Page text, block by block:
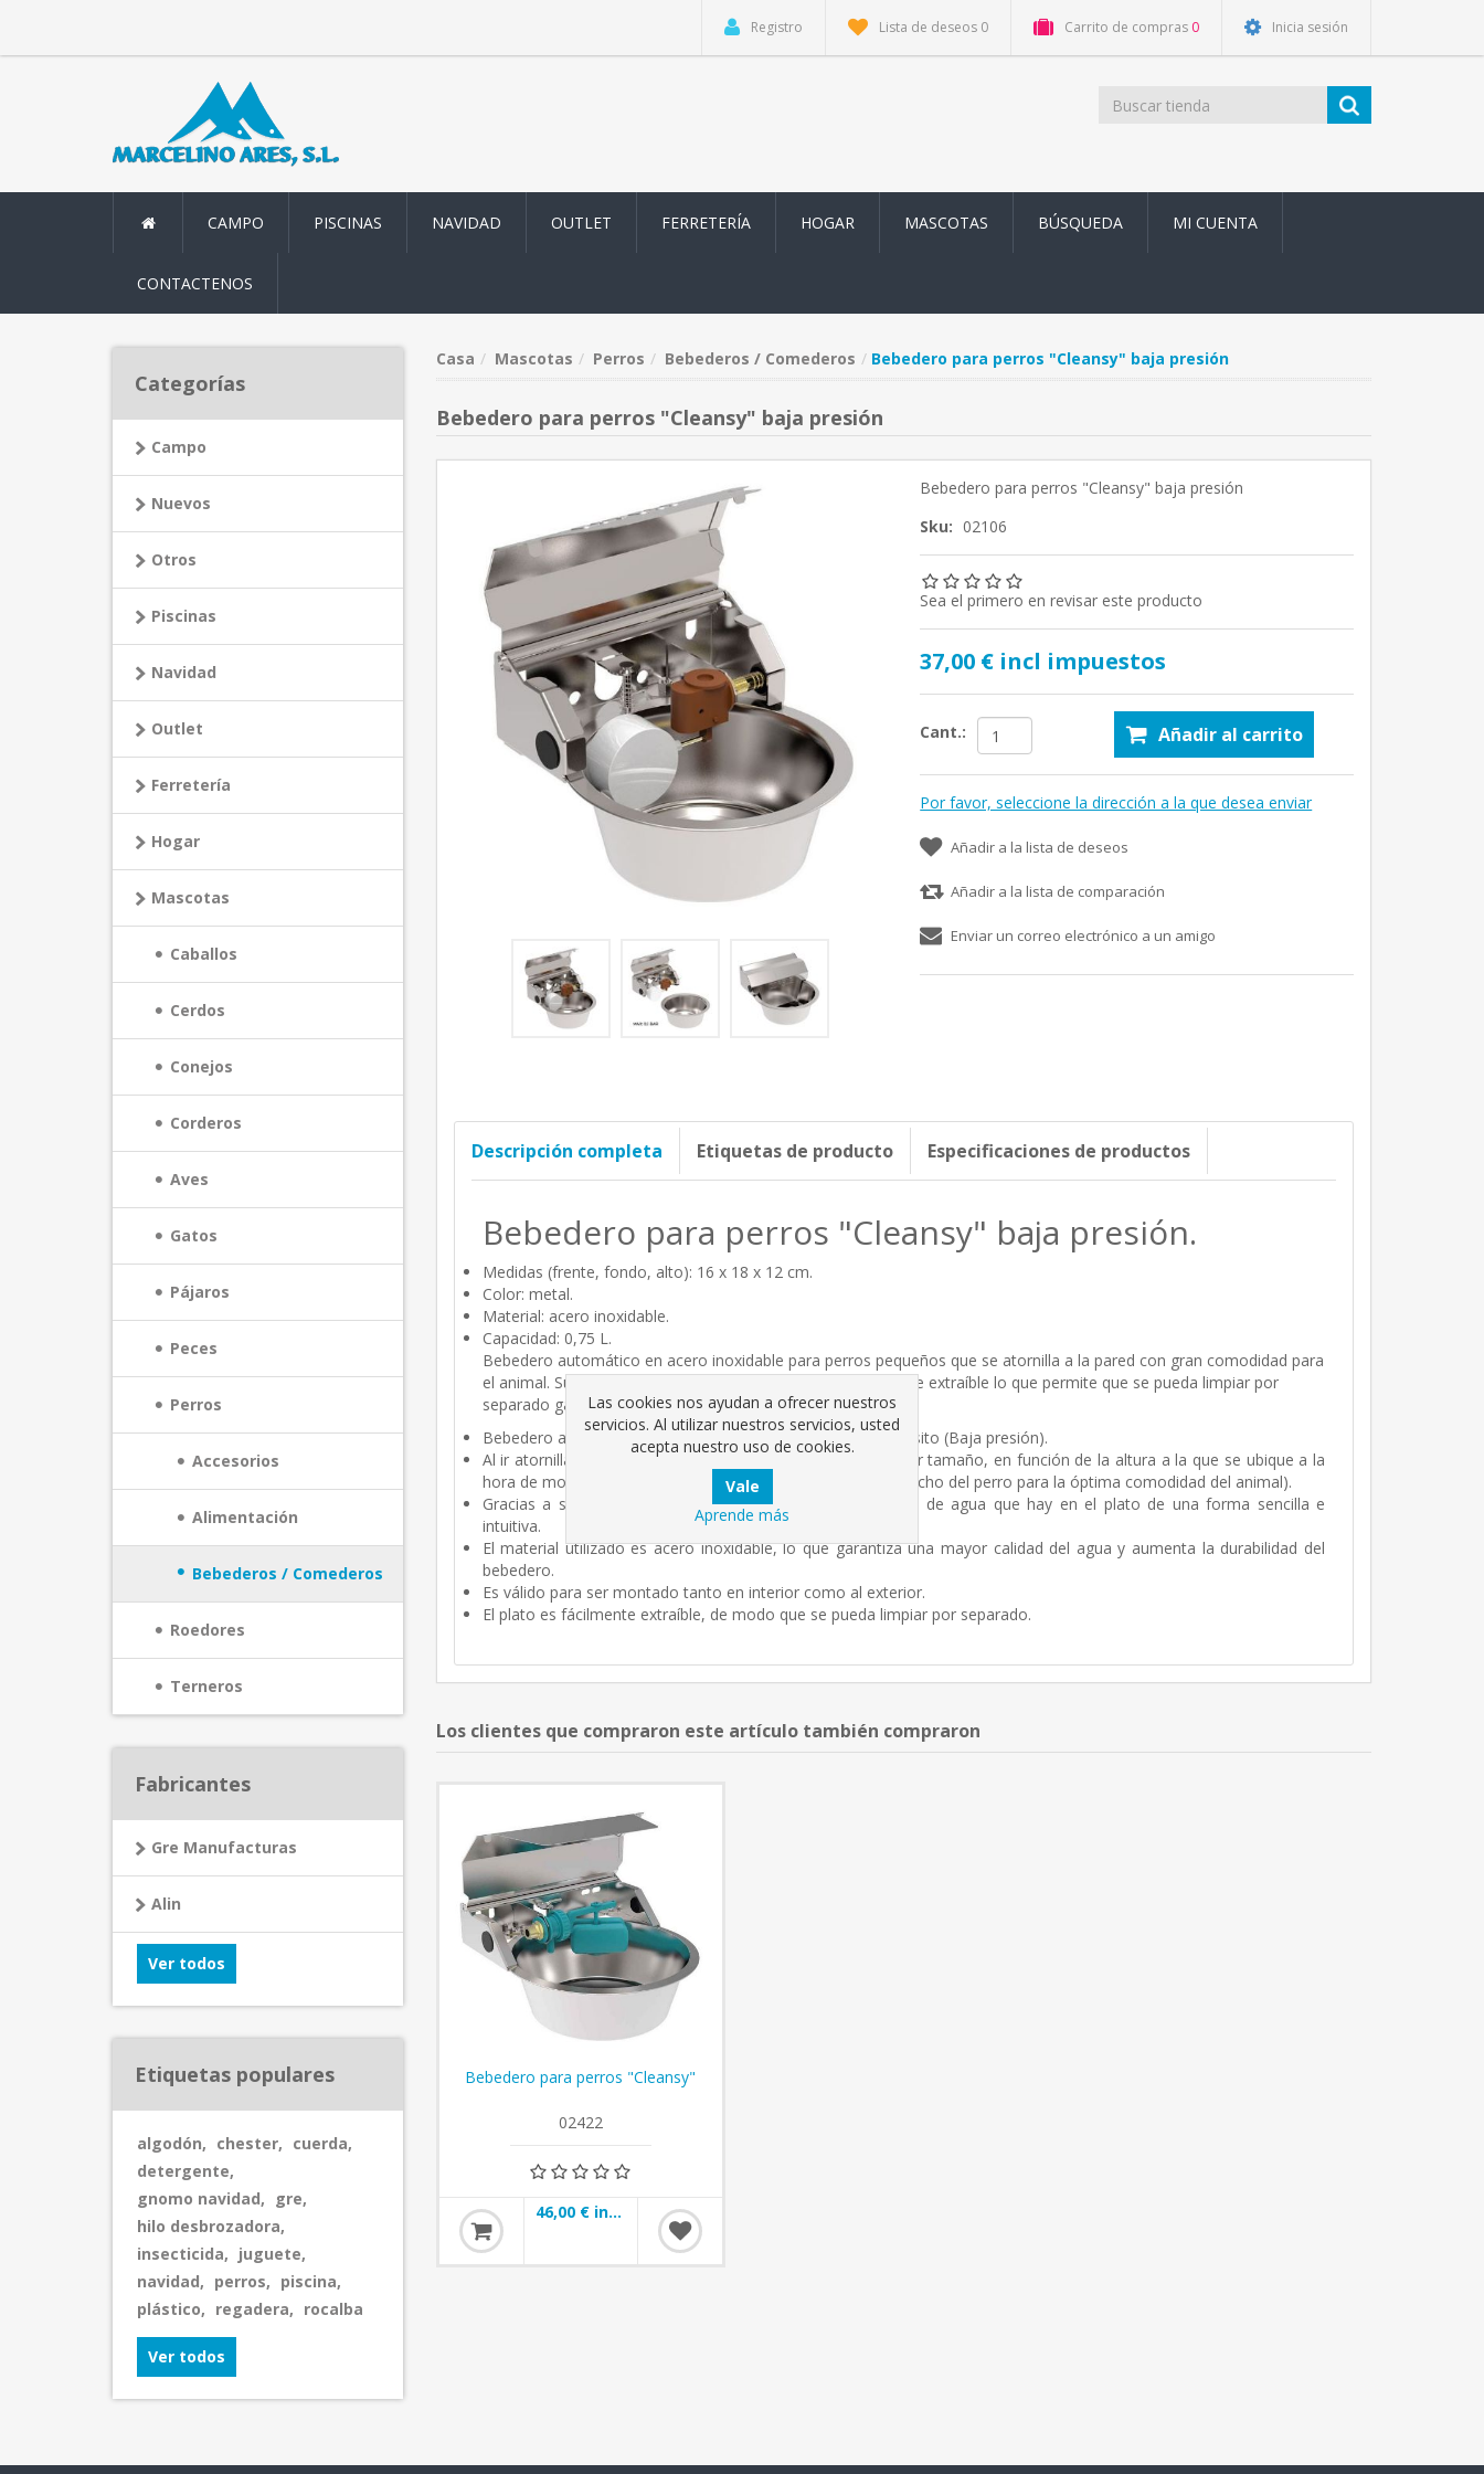
Registro Lista de deseos 0 Carrito de compras 0 Inicia sesión
CAMPO PISCINAS NAVIDAD OUTLET FERRETERÍA HOGAR MASCOTAS BÚSQUEDA MI CUENTA
CONTACTENOS
Casa Mascotas Perros Bebederos / Comederos Bebedero para perros "Cleansy" baja presión
Bebedero para perros "Cleansy" baja presión
Bebedero para perros "Cleansy" baja presión
Sku: 02106
Sea el primero en revisar este producto
37,00 € incl impuestos
Cant.: Añadir al carrito
Por favor, seleccione la dirección a la que desea enviar
Añadir a la lista de deseos
Añadir a la lista de comparación
Enviar un correo electrónico a un amigo
Descripción completa Etiquetas de producto Especificaciones de productos
Bebedero para perros "Cleansy" baja presión.
Medidas (frente, fondo, alto): 16 x 18 x 12 cm.
Color: metal.
Material: acero inoxidable.
Capacidad: 0,75 L.
Bebedero automático en acero inoxidable para perros pequeños que se atornilla a la pared con gran comodidad para
el animal. Su plato, también en acero inoxidable es fácilmente extraíble lo que permite que se pueda limpiar por
separado garantizando una mayor calidad del agua.
Bebedero apto tanto para conectar directamente a un depósito (Baja presión).
Al ir atornillado a la pared, es válido para perros de cualquier tamaño, en función de la altura a la que se ubique a la
hora de montarlo (Se recomienda colocarlo a la altura del pecho del perro para la óptima comodidad del animal).
Gracias a su válvula incorporada, se puede regular el nivel de agua que hay en el plato de una forma sencilla e
intuitiva.
El material utilizado es acero inoxidable, lo que garantiza una mayor calidad del agua y aumenta la durabilidad del
bebedero.
Es válido para ser montado tanto en interior como al exterior.
El plato es fácilmente extraíble, de modo que se pueda limpiar por separado.
Los clientes que compraron este artículo también compraron
Bebedero para perros "Cleansy"
02422
46,00 € incl impuestos
Categorías
Campo
Nuevos
Otros
Piscinas
Navidad
Outlet
Ferretería
Hogar
Mascotas
Caballos
Cerdos
Conejos
Corderos
Aves
Gatos
Pájaros
Peces
Perros
Accesorios
Alimentación
Bebederos / Comederos
Roedores
Terneros
Fabricantes
Gre Manufacturas
Alin
Ver todos
Etiquetas populares
algodón, chester, cuerda,
detergente,
gnomo navidad, gre,
hilo desbrozadora,
insecticida, juguete,
navidad, perros, piscina,
plástico, regadera, rocalba
Ver todos
Las cookies nos ayudan a ofrecer nuestros
servicios. Al utilizar nuestros servicios, usted
acepta nuestro uso de cookies.
Aprende más